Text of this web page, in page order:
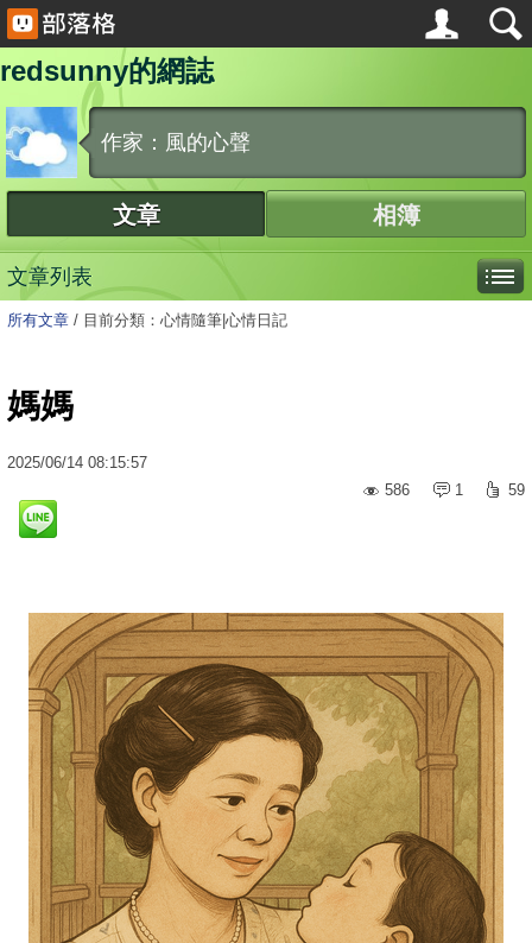
redsunny的網誌
作家：風的心聲
文章 相簿
文章列表
所有文章 / 目前分類：心情隨筆|心情日記
媽媽
2025/06/14 08:15:57
586
1 59